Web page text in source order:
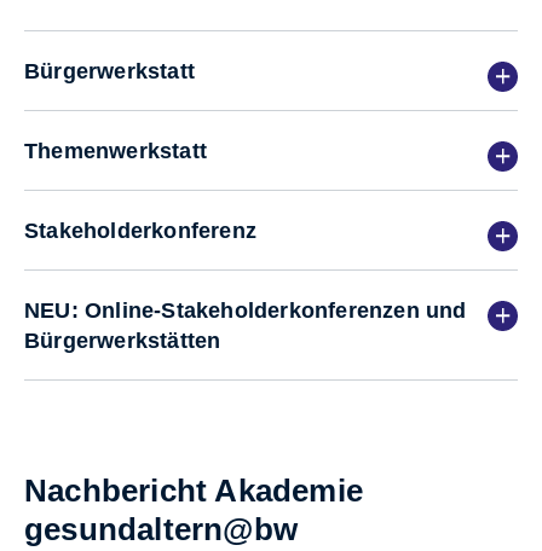
Bürgerwerkstatt
Themenwerkstatt
Stakeholderkonferenz
NEU: Online-Stakeholderkonferenzen und
Bürgerwerkstätten
Nachbericht Akademie
gesundaltern@bw